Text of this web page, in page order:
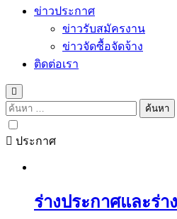
ข่าวประกาศ
ข่าวรับสมัครงาน
ข่าวจัดซื้อจัดจ้าง
ติดต่อเรา
ค้นหา
สำหรับ:
ประกาศ
ร่างประกาศและร่า